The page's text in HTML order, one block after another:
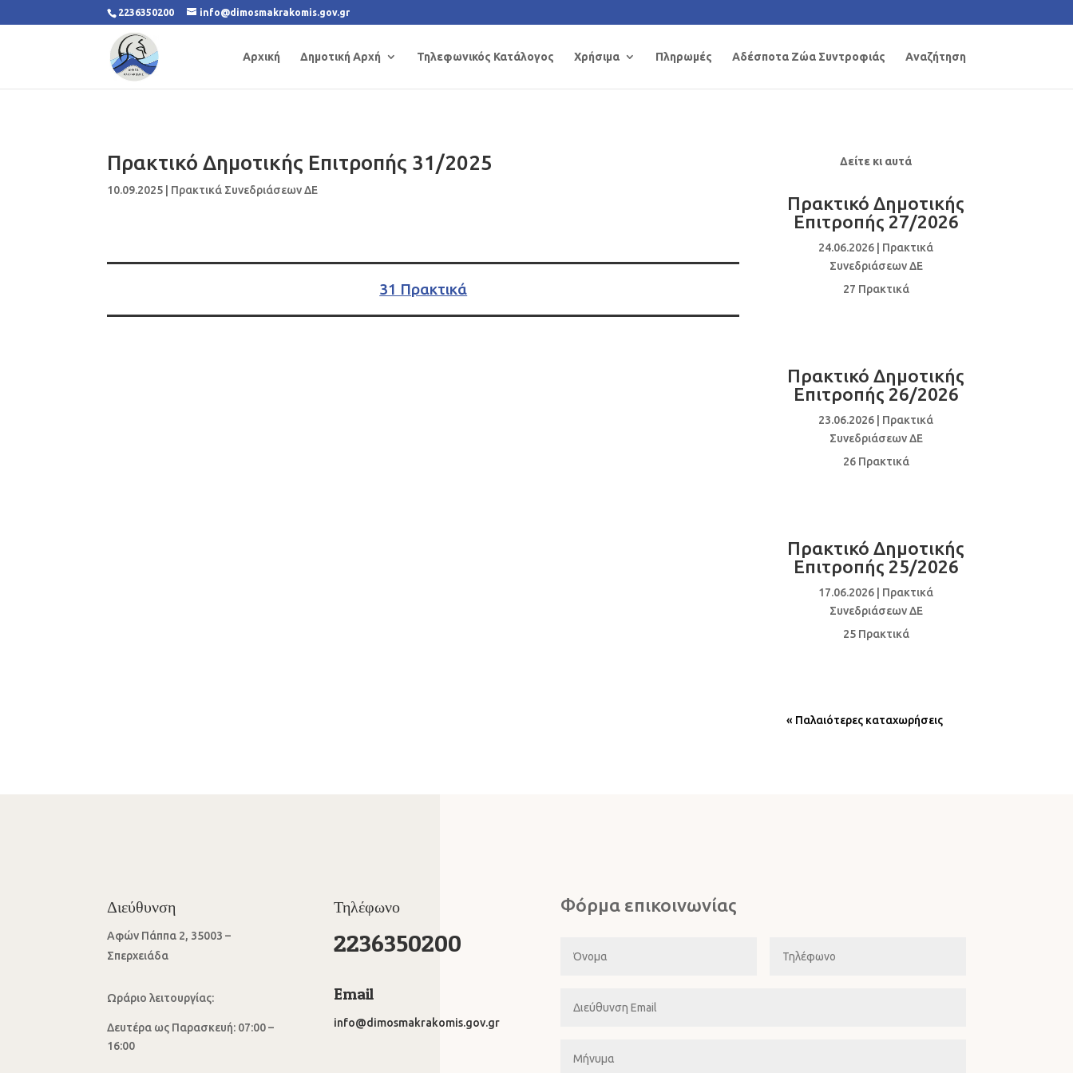
2236350200 info@dimosmakrakomis.gov.gr
Αρχική Δημοτική Αρχή Τηλεφωνικός Κατάλογος Χρήσιμα Πληρωμές Αδέσποτα Ζώα Συντροφιάς Αναζήτηση
Πρακτικό Δημοτικής Επιτροπής 31/2025
10.09.2025 Πρακτικά Συνεδριάσεων ΔΕ
31 Πρακτικά
Δείτε κι αυτά
Πρακτικό Δημοτικής
Επιτροπής 27/2026
24.06.2026
Πρακτικά
Συνεδριάσεων ΔΕ
27 Πρακτικά
Πρακτικό Δημοτικής
Επιτροπής 26/2026
23.06.2026
Πρακτικά
Συνεδριάσεων ΔΕ
26 Πρακτικά
Πρακτικό Δημοτικής
Επιτροπής 25/2026
17.06.2026
Πρακτικά
Συνεδριάσεων ΔΕ
25 Πρακτικά
« Παλαιότερες καταχωρήσεις
Διεύθυνση
Αφών Πάππα 2, 35003 –
Σπερχειάδα
Ωράριο λειτουργίας:
Δευτέρα ως Παρασκευή: 07:00 –
16:00
Τηλέφωνο
2236350200
Email
info@dimosmakrakomis.gov.gr
Φόρμα επικοινωνίας